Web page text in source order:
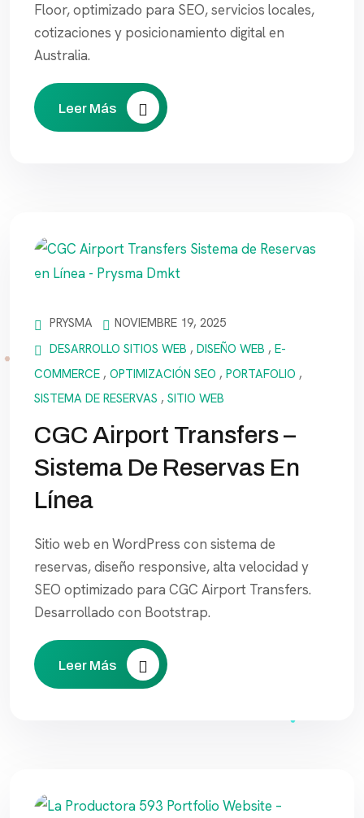
Floor, optimizado para SEO, servicios locales,
cotizaciones y posicionamiento digital en
Australia.
Leer Más
PRYSMA
NOVIEMBRE 19, 2025
DESARROLLO SITIOS WEB , DISEÑO WEB , E-
COMMERCE , OPTIMIZACIÓN SEO , PORTAFOLIO ,
SISTEMA DE RESERVAS , SITIO WEB
CGC Airport Transfers –
Sistema De Reservas En
Línea
Sitio web en WordPress con sistema de
reservas, diseño responsive, alta velocidad y
SEO optimizado para CGC Airport Transfers.
Desarrollado con Bootstrap.
Leer Más